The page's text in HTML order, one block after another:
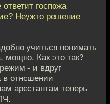
госпожа
Неужто решение
учиться понимать
мощно. Как это так?
- и вдруг
в отношении
арестантам теперь